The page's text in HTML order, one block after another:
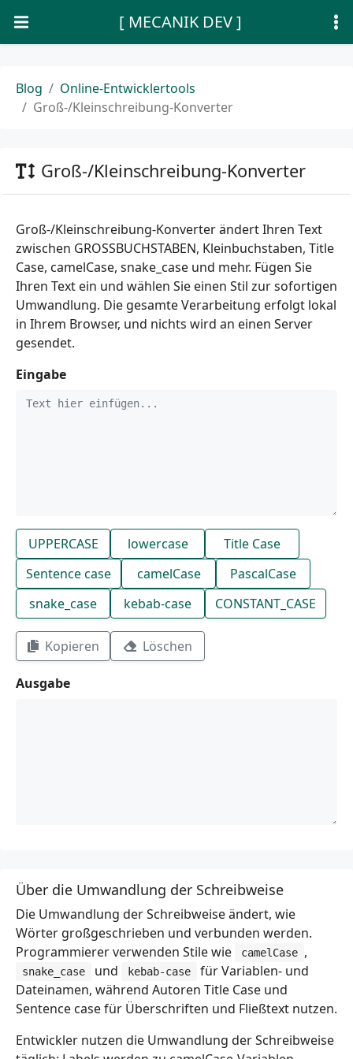
[ MECANIK DEV ]
Blog
Online-Entwicklertools
Groß-/Kleinschreibung-Konverter
Groß-/Kleinschreibung-Konverter
Groß-/Kleinschreibung-Konverter ändert Ihren Text
zwischen GROSSBUCHSTABEN, Kleinbuchstaben, Title
Case, camelCase, snake_case und mehr. Fügen Sie
Ihren Text ein und wählen Sie einen Stil zur sofortigen
Umwandlung. Die gesamte Verarbeitung erfolgt lokal
in Ihrem Browser, und nichts wird an einen Server
gesendet.
Eingabe
UPPERCASE lowercase
Title Case
Sentence case
camelCase
PascalCase
snake_case
kebab-case CONSTANT_CASE
Kopieren Löschen
Ausgabe
Über die Umwandlung der Schreibweise
Die Umwandlung der Schreibweise ändert, wie
Wörter großgeschrieben und verbunden werden.
Programmierer verwenden Stile wie
camelCase ,
snake_case und kebab-case
für Variablen- und
Dateinamen, während Autoren Title Case und
Sentence case für Überschriften und Fließtext nutzen.
Entwickler nutzen die Umwandlung der Schreibweise